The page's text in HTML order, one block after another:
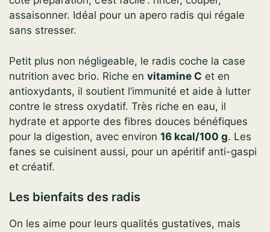
assaisonner. Idéal pour un apero radis qui régale
sans stresser.
Petit plus non négligeable, le radis coche la case
nutrition avec brio. Riche en vitamine C et en
antioxydants, il soutient l’immunité et aide à lutter
contre le stress oxydatif. Très riche en eau, il
hydrate et apporte des fibres douces bénéfiques
pour la digestion, avec environ 16 kcal/100 g. Les
fanes se cuisinent aussi, pour un apéritif anti-gaspi
et créatif.
Les bienfaits des radis
On les aime pour leurs qualités gustatives, mais